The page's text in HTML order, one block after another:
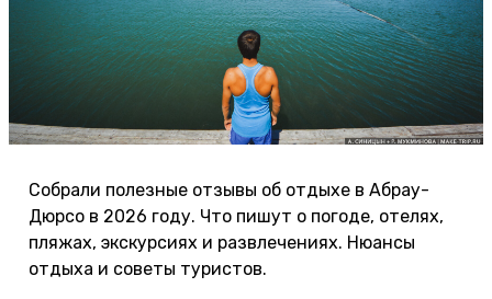
Собрали полезные отзывы об отдыхе в Абрау-
Дюрсо в 2026 году. Что пишут о погоде, отелях,
пляжах, экскурсиях и развлечениях. Нюансы
отдыха и советы туристов.